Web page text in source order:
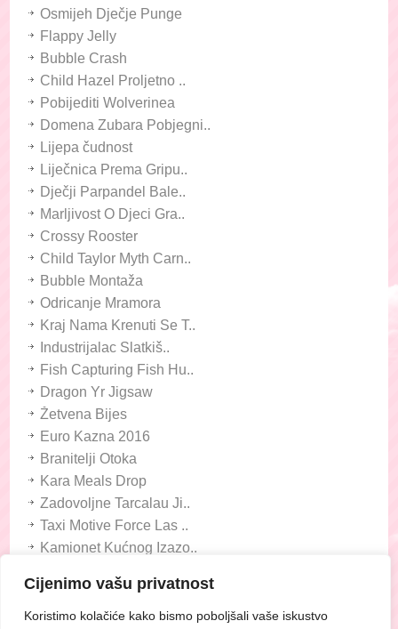
Cijenimo vašu privatnost
Koristimo kolačiće kako bismo poboljšali vaše iskustvo
Osmijeh Dječje Punge
Flappy Jelly
Bubble Crash
Child Hazel Proljetno ..
Pobijediti Wolverinea
Domena Zubara Pobjegni..
Lijepa čudnost
Liječnica Prema Gripu..
Dječji Parpandel Bale..
Marljivost O Djeci Gra..
Crossy Rooster
Child Taylor Myth Carn..
Bubble Montaža
Odricanje Mramora
Kraj Nama Krenuti Se T..
Industrijalac Slatkiš..
Fish Capturing Fish Hu..
Dragon Yr Jigsaw
Žetvena Bijes
Euro Kazna 2016
Branitelji Otoka
Kara Meals Drop
Zadovoljne Tarcalau Ji..
Taxi Motive Force Las ..
Kamionet Kućnog Izazo..
Duo Ball Journey
Tiny Race - Automobils..